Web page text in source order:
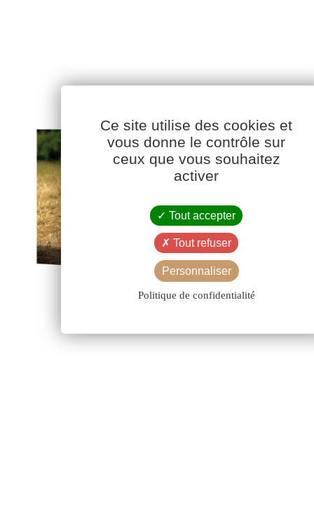
Ce site utilise des cookies et
vous donne le contrôle sur
ceux que vous souhaitez
activer
Tout accepter
Tout refuser
Personnaliser
Politique de confidentialité